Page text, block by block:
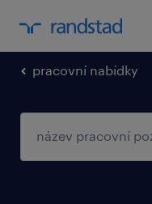
pracovní nabídky